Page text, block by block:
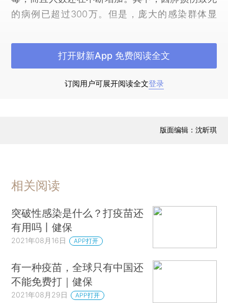
的病例已超过300万。但是，庞大的感染群体显
痛、腹泻等全身症状。如今，我们可以确定一件
事，那就是新冠感染确有肺外症状，新冠病毒确实
所不知道的。在过去一年半的时间里，世界各地的
究表明，近三分之一的新冠病毒感染者会出现肺外
除了揭示新冠病毒对体内的损伤情况外，患者
评估、尸检调查以及对人体细胞和组织的实验也提
供了线索，让我们探究这些并发症可能产生的机
制。单细胞测序分析显示，细胞表面广泛存在的受
体ACE2和TMPRSS2有助于新冠病毒进入人体细
胞。用PCR技术则发现，多种组织中都存在着新冠
病毒RNA，说明病毒可能感染了呼吸系统以外的细
胞，尽管这种感染的直接证据尚不完整。而另一种
订阅用户可展开阅读全文登录
打开财新App 免费阅读全文
版面编辑：沈昕琪
相关阅读
突破性感染是什么？打疫苗还
有用吗丨健保
2021年08月16日 APP打开
有一种疫苗，全球只有中国还
不能免费打｜健保
2021年08月29日 APP打开